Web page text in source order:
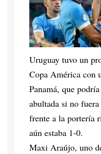
Uruguay tuvo un
Copa América con
Panamá, que
abultada si no
frente a la portería
aún estaba 1-0.
Maxi Araújo, uno